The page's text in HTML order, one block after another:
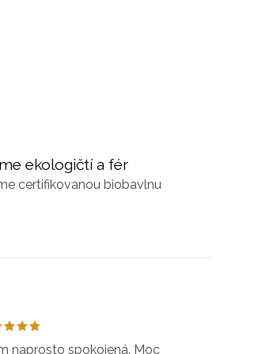
ekologičtí a fér
certifikovanou biobavlnu
naprosto spokojená. Moc